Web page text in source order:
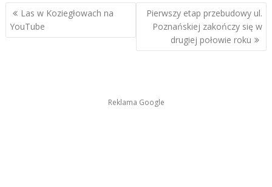
Nawigacja
wpisu
Las w Koziegłowach na
YouTube
Pierwszy etap przebudowy ul.
Poznańskiej zakończy się w
drugiej połowie roku
Reklama Google